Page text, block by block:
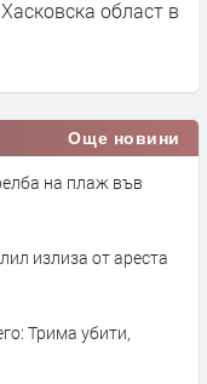
област в
Още новини
на плаж във
излиза от ареста
Трима убити,